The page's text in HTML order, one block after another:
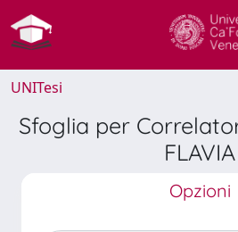
UNITesi
Sfoglia per
FLAVIA
Opzioni